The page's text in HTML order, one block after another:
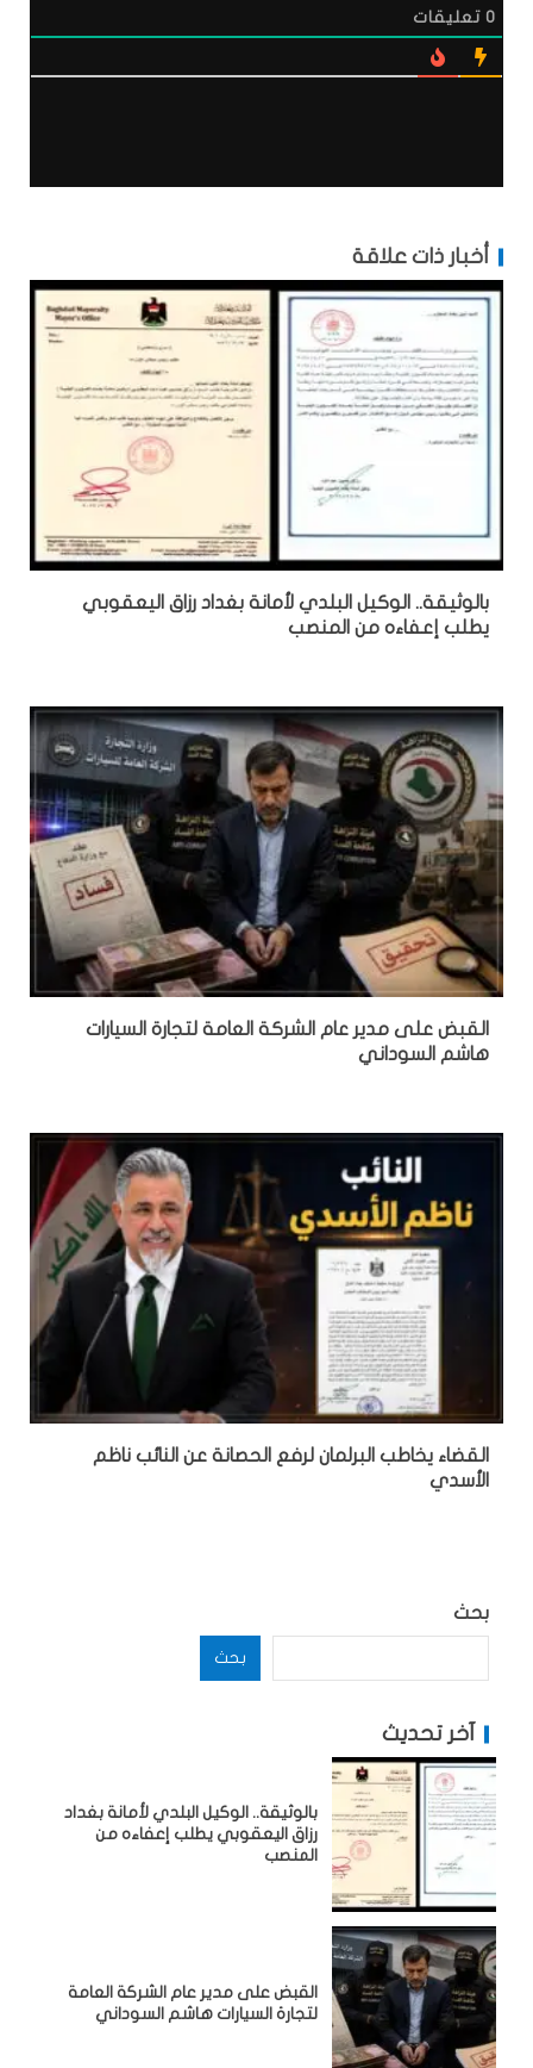
0 تعليقات
أخبار ذات علاقة
بالوثيقة.. الوكيل البلدي لأمانة بغداد رزاق اليعقوبي
يطلب إعفاءه من المنصب
القبض على مدير عام الشركة العامة لتجارة السيارات
هاشم السوداني
القضاء يخاطب البرلمان لرفع الحصانة عن النائب ناظم
الأسدي
بحث
بحث
آخر تحديث
بالوثيقة.. الوكيل البلدي لأمانة بغداد
رزاق اليعقوبي يطلب إعفاءه من
المنصب
القبض على مدير عام الشركة العامة
لتجارة السيارات هاشم السوداني